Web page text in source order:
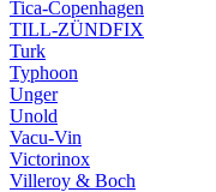
Tica-Copenhagen
TILL-ZÜNDFIX
Turk
Typhoon
Unger
Unold
Vacu-Vin
Victorinox
Villeroy & Boch